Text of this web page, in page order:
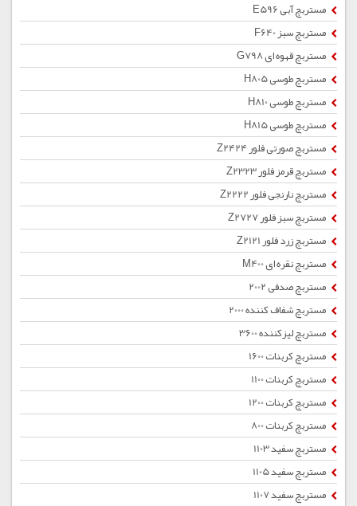
مستربچ آبی E596
مستربچ سبز F640
مستربچ قهوه ای G798
مستربچ طوسی H805
مستربچ طوسی H810
مستربچ طوسی H815
مستربچ صورتی فلور Z2424
مستربچ قرمز فلور Z2323
مستربچ نارنجی فلور Z2222
مستربچ سبز فلور Z2727
مستربچ زرد فلور Z2121
مستربچ نقره ای M400
مستربچ صدفی 2002
مستربچ شفاف کننده 2000
مستربچ لیزکننده 3600
مستربچ کربنات 1600
مستربچ کربنات 1100
مستربچ کربنات 1200
مستربچ کربنات 800
مستربچ سفید 1103
مستربچ سفید 1105
مستربچ سفید 1107